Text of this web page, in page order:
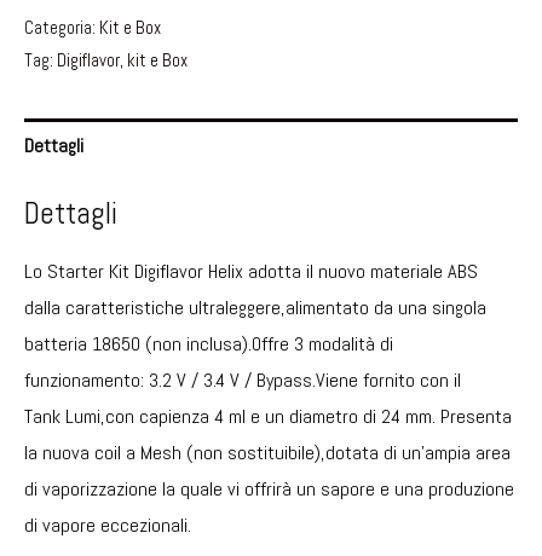
Categoria: Kit e Box
Tag: Digiflavor, kit e Box
Dettagli
Dettagli
Lo Starter Kit Digiflavor Helix adotta il nuovo materiale ABS
dalla caratteristiche ultraleggere,alimentato da una singola
batteria 18650 (non inclusa).Offre 3 modalità di
funzionamento: 3.2 V / 3.4 V / Bypass.Viene fornito con il
Tank Lumi,con capienza 4 ml e un diametro di 24 mm. Presenta
la nuova coil a Mesh (non sostituibile),dotata di un’ampia area
di vaporizzazione la quale vi offrirà un sapore e una produzione
di vapore eccezionali.